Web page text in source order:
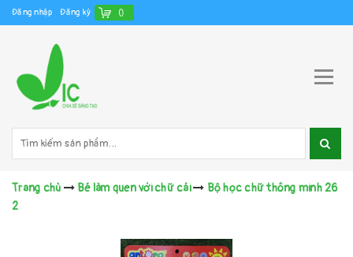
Đăng nhập Đăng ký ()
Trang chủ Bé làm quen với chữ cái
Bộ học chữ thông minh 26
2